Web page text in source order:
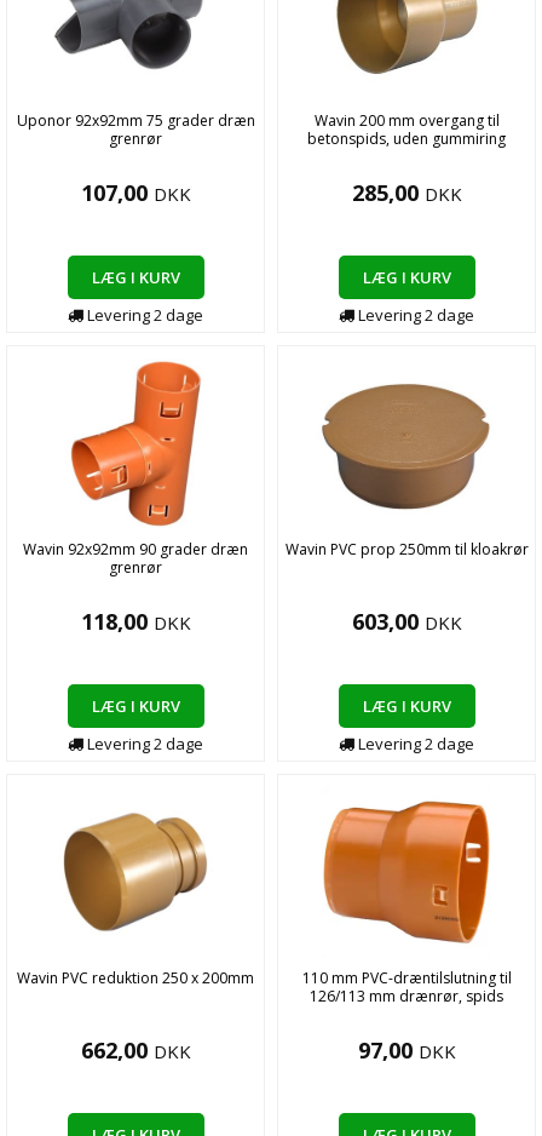
Uponor 92x92mm 75 grader dræn
grenrør
107,00 DKK
LÆG I KURV
Levering2dage
Wavin 200 mm overgang til
betonspids, uden gummiring
285,00 DKK
LÆG I KURV
Levering2dage
Wavin 92x92mm 90 grader dræn
grenrør
118,00 DKK
LÆG I KURV
Levering2dage
Wavin PVC prop 250mm til kloakrør
603,00 DKK
LÆG I KURV
Levering2dage
Wavin PVC reduktion 250 x 200mm
662,00 DKK
110 mm PVC-dræntilslutning til
126/113 mm drænrør, spids
97,00 DKK